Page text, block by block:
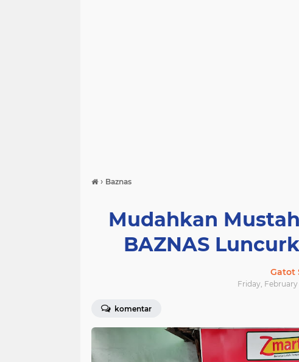
› Baznas
Mudahkan
BAZNAS
Gatot
Friday, February
komentar